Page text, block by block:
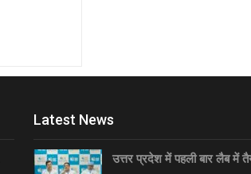
Latest News
उत्तर प्रदेश में पहली बार लैब में